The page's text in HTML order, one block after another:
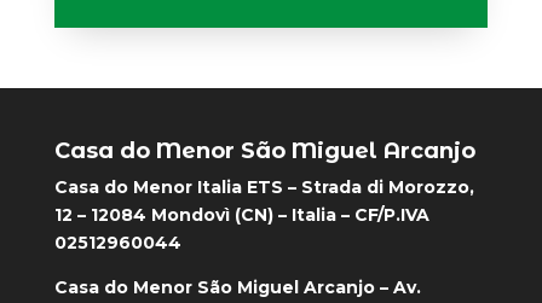
Casa do Menor São Miguel Arcanjo
Casa do Menor Italia ETS – Strada di Morozzo,
12 – 12084 Mondovì (CN) – Italia – CF/P.IVA
02512960044
Casa do Menor São Miguel Arcanjo – Av.